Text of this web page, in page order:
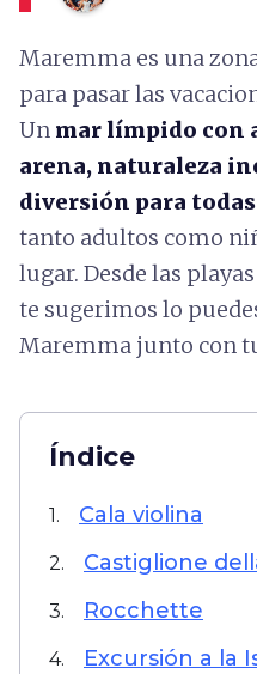
Maremma es una
para pasar las
Un mar límpido con
arena, naturaleza
diversión para todas
tanto adultos como
lugar. Desde las
te sugerimos lo
Maremma junto con
Índice
1. Cala violina
2. Castiglione
3. Rocchette
4. Excursión a la